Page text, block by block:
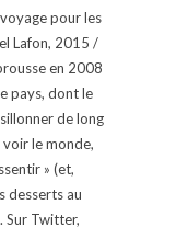
pour les
Lafon, 2015 /
en 2008
pays, dont le
de long
le monde,
» (et,
desserts au
Sur Twitter,